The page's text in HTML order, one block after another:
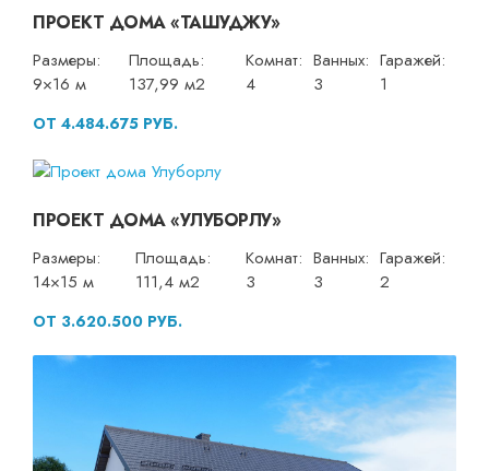
ПРОЕКТ ДОМА «ТАШУДЖУ»
Размеры:
9×16 м
Площадь:
137,99 м2
Комнат:
4
Ванных:
3
Гаражей:
1
ОТ 4.484.675 РУБ.
ПРОЕКТ ДОМА «УЛУБОРЛУ»
Размеры:
14×15 м
Площадь:
111,4 м2
Комнат:
3
Ванных:
3
Гаражей:
2
ОТ 3.620.500 РУБ.